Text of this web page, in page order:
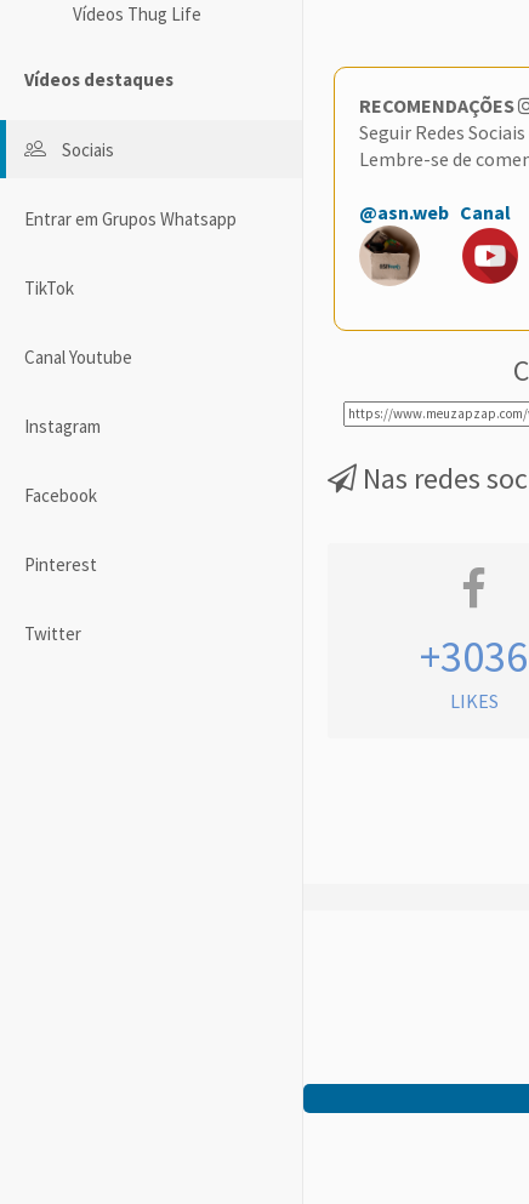
Vídeos Thug Life
Vídeos destaques
Sociais
Entrar em Grupos Whatsapp
TikTok
Canal Youtube
Instagram
Facebook
Pinterest
Twitter
RECOMENDAÇÕES
Seguir Redes
Lembre-se de
@asn.web Canal
Nas redes
+3036
LIKES